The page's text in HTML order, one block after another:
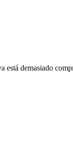
está demasiado